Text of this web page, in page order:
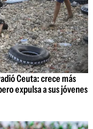
Ceuta: crece más
expulsa a sus jóvenes